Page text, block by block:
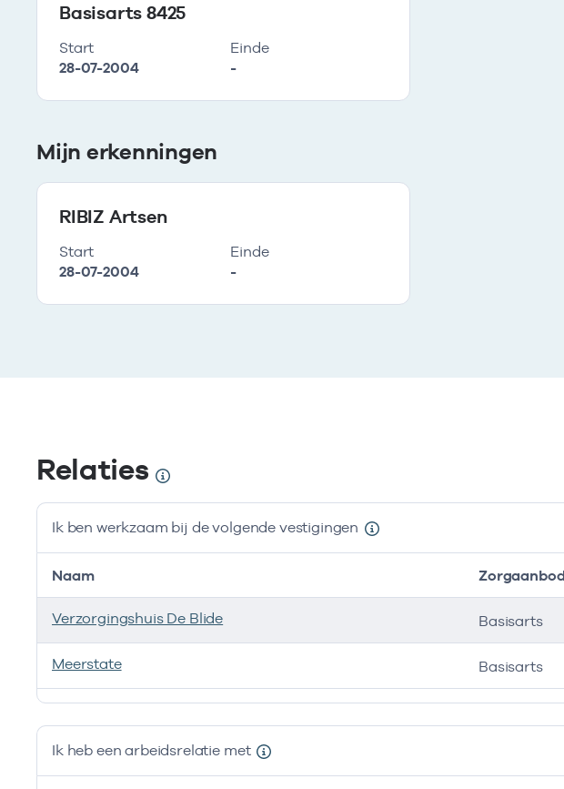
Basisarts 8425
Start
28-07-2004
Einde
-
Mijn erkenningen
RIBIZ Artsen
Start
28-07-2004
Einde
-
Relaties
Ik ben werkzaam bij de volgende vestigingen
Ik ben werkzaam bij de volgende vestigingen
Naam
Verzorgingshuis De Blide Basisarts
Meerstate Basisarts
Ik heb een arbeidsrelatie met